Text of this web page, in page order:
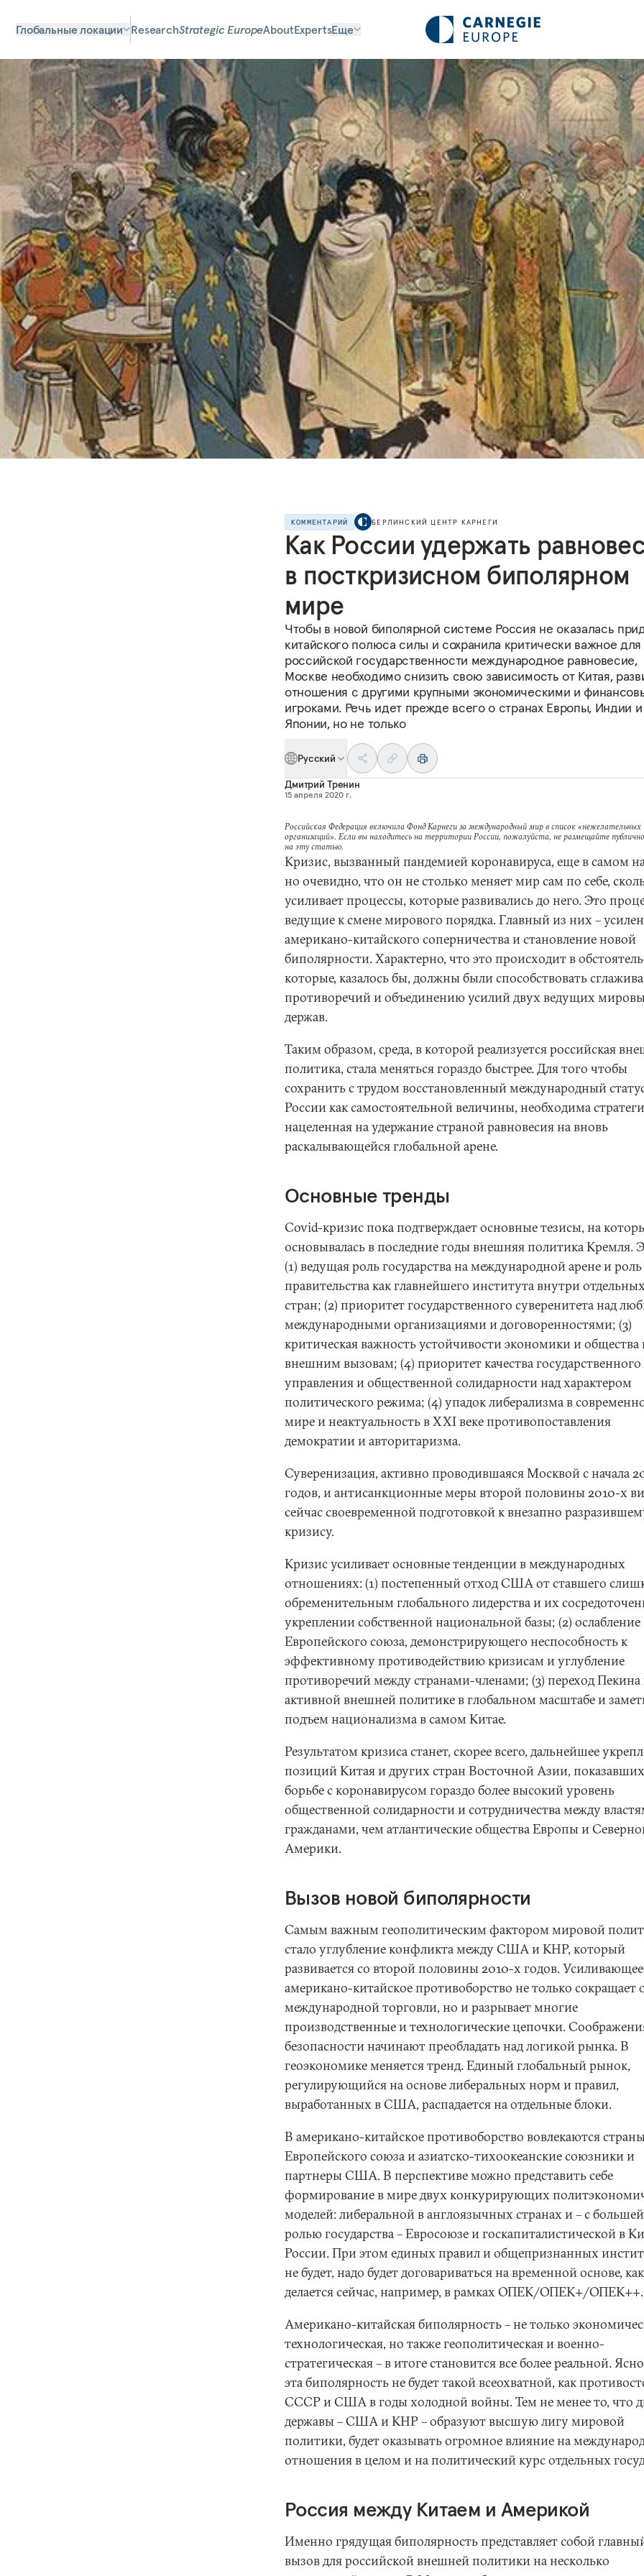
Глобальные локации ResearchStrategic EuropeAboutExpertsЕще
КОММЕНТАРИЙ БЕРЛИНСКИЙ ЦЕНТР КАРНЕГИ
Как России удержать
в посткризисном биполярном
мире
Чтобы в новой биполярной системе Россия не оказалась
китайского полюса силы и сохранила критически важное для
российской государственности международное равновесие,
Москве необходимо снизить свою зависимость от Китая,
отношения с другими крупными экономическими и
игроками. Речь идет прежде всего о странах Европы, Индии и
Японии, но не только
Русский
Дмитрий Тренин
15 апреля 2020 г.
Российская Федерация включила Фонд Карнеги за международный мир в список «нежелательных
организаций». Если вы находитесь на территории России, пожалуйста, не размещайте
на эту статью.
Кризис, вызванный пандемией коронавируса, еще в самом
но очевидно, что он не столько меняет мир сам по себе,
усиливает процессы, которые развивались до него. Это
ведущие к смене мирового порядка. Главный из них –
американо-китайского соперничества и становление новой
биполярности. Характерно, что это происходит в
которые, казалось бы, должны были способствовать
противоречий и объединению усилий двух ведущих
держав.
Таким образом, среда, в которой реализуется российская
политика, стала меняться гораздо быстрее. Для того чтобы
сохранить с трудом восстановленный международный
России как самостоятельной величины, необходима
нацеленная на удержание страной равновесия на вновь
раскалывающейся глобальной арене.
Основные тренды
Covid-кризис пока подтверждает основные тезисы, на
основывалась в последние годы внешняя политика Кремля.
(1) ведущая роль государства на международной арене и роль
правительства как главнейшего института внутри
стран; (2) приоритет государственного суверенитета над
международными организациями и договоренностями; (3)
критическая важность устойчивости экономики и общества
внешним вызовам; (4) приоритет качества государственного
управления и общественной солидарности над характером
политического режима; (4) упадок либерализма в
мире и неактуальность в XXI веке противопоставления
демократии и авторитаризма.
Суверенизация, активно проводившаяся Москвой с начала
годов, и антисанкционные меры второй половины 2010-х
сейчас своевременной подготовкой к внезапно
кризису.
Кризис усиливает основные тенденции в международных
отношениях: (1) постепенный отход США от ставшего
обременительным глобального лидерства и их
укреплении собственной национальной базы; (2) ослабление
Европейского союза, демонстрирующего неспособность к
эффективному противодействию кризисам и углубление
противоречий между странами-членами; (3) переход Пекина
активной внешней политике в глобальном масштабе и
подъем национализма в самом Китае.
Результатом кризиса станет, скорее всего, дальнейшее
позиций Китая и других стран Восточной Азии,
борьбе с коронавирусом гораздо более высокий уровень
общественной солидарности и сотрудничества между
гражданами, чем атлантические общества Европы и
Америки.
Вызов новой биполярности
Самым важным геополитическим фактором мировой
стало углубление конфликта между США и КНР, который
развивается со второй половины 2010-х годов.
американо-китайское противоборство не только сокращает
международной торговли, но и разрывает многие
производственные и технологические цепочки.
безопасности начинают преобладать над логикой рынка. В
геоэкономике меняется тренд. Единый глобальный рынок,
регулирующийся на основе либеральных норм и правил,
выработанных в США, распадается на отдельные блоки.
В американо-китайское противоборство вовлекаются
Европейского союза и азиатско-тихоокеанские союзники и
партнеры США. В перспективе можно представить себе
формирование в мире двух конкурирующих
моделей: либеральной в англоязычных странах и – с большей
ролью государства – Евросоюзе и госкапиталистической в
России. При этом единых правил и общепризнанных
не будет, надо будет договариваться на временной основе,
делается сейчас, например, в рамках ОПЕК/ОПЕК+/ОПЕК++.
Американо-китайская биполярность – не только
технологическая, но также геополитическая и военно-
стратегическая – в итоге становится все более реальной.
эта биполярность не будет такой всеохватной, как
СССР и США в годы холодной войны. Тем не менее то, что
державы – США и КНР – образуют высшую лигу мировой
политики, будет оказывать огромное влияние на
отношения в целом и на политический курс отдельных
Россия между Китаем и Америкой
Именно грядущая биполярность представляет собой
вызов для российской внешней политики на несколько